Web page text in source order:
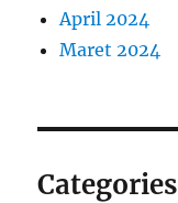
April 2024
Maret 2024
Categories